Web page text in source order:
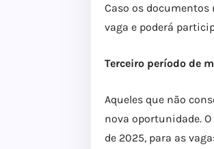
Caso os documentos
vaga e poderá
Terceiro período de
Aqueles que não
nova oportunidade.
de 2025, para as